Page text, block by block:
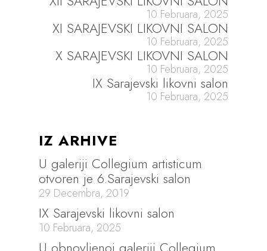
10 Februara, 2025
XI SARAJEVSKI LIKOVNI SALON
10 Februara, 2025
X SARAJEVSKI LIKOVNI SALON
10 Februara, 2025
IX Sarajevski likovni salon
10 Februara, 2025
IZ ARHIVE
U galeriji Collegium artisticum
otvoren je 6.Sarajevski salon
29 Decembra, 2019
IX Sarajevski likovni salon
10 Februara, 2025